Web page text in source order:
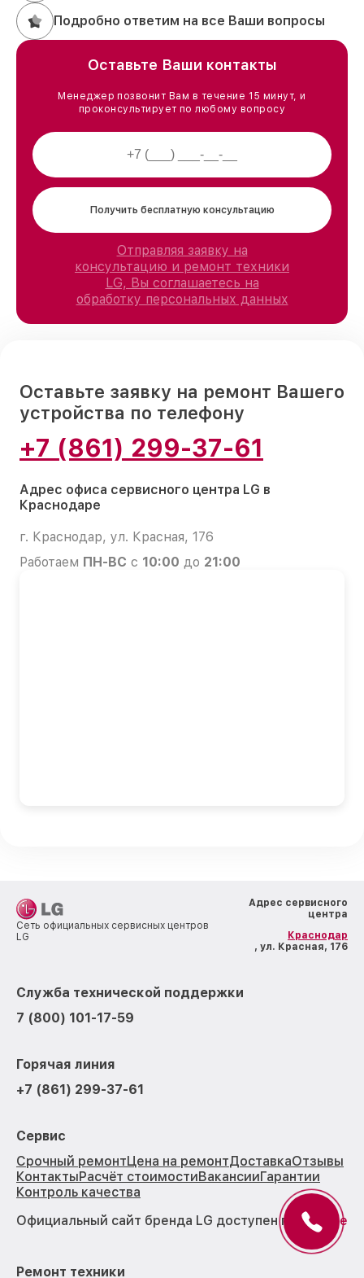
Подробно ответим на все Ваши вопросы
Оставьте Ваши контакты
Менеджер позвонит Вам в течение 15 минут, и
проконсультирует по любому вопросу
Получить бесплатную консультацию
Отправляя заявку на
консультацию и ремонт техники
LG, Вы соглашаетесь на
обработку персональных данных
Оставьте заявку на ремонт Вашего
устройства по телефону
+7 (861) 299-37-61
Адрес офиса сервисного центра LG в
Краснодаре
г. Краснодар, ул. Красная, 176
Работаем ПН-ВС с 10:00 до 21:00
Сеть официальных сервисных центров
LG
Адрес сервисного
центра
Краснодар
, ул. Красная, 176
Служба технической поддержки
7 (800) 101-17-59
Горячая линия
+7 (861) 299-37-61
Сервис
Срочный ремонтЦена на ремонтДоставкаОтзывы
КонтактыРасчёт стоимостиВакансииГарантии
Контроль качества
Официальный сайт бренда LG доступен по
ссылке
Ремонт техники